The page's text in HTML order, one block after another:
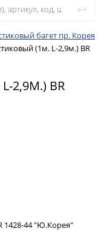
багет пр. Корея
(1м. L-2,9м.) BR
2,9М.) BR